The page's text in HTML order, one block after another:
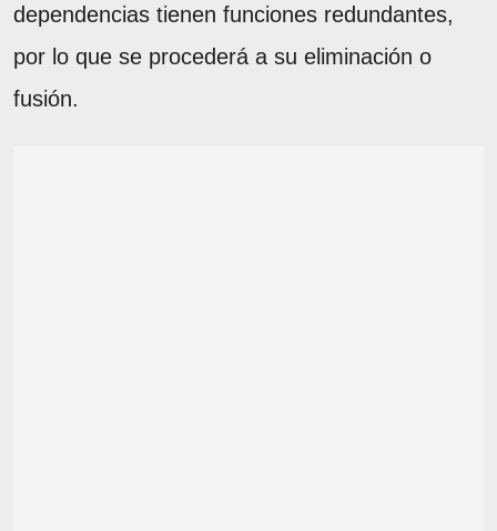
dependencias tienen funciones redundantes,
por lo que se procederá a su eliminación o
fusión.